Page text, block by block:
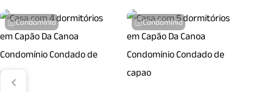
Condomínio Condomínio